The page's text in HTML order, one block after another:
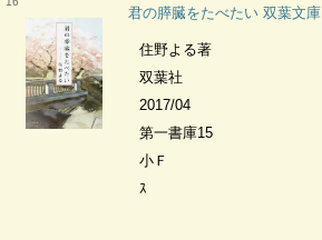
君の膵臓をたべたい 双葉文庫
住野よる著
双葉社
2017/04
第一書庫15
小Ｆ
ｽ